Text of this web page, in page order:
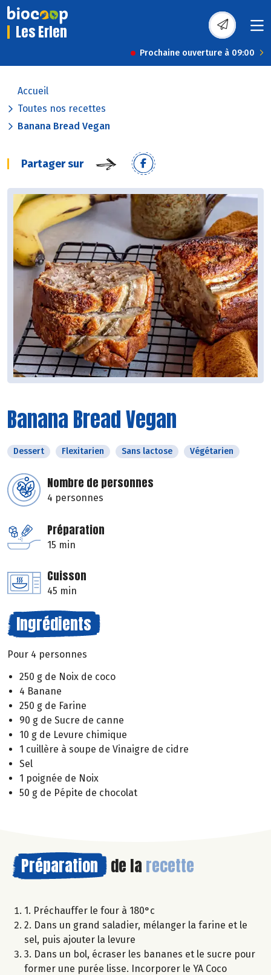
Les Erlen
Prochaine ouverture à 09:00
Accueil
Toutes nos recettes
Banana Bread Vegan
Partager sur
Banana Bread Vegan
Dessert Flexitarien Sans lactose Végétarien
Nombre de personnes
4 personnes
Préparation
15 min
Cuisson
45 min
Ingrédients
Pour 4 personnes
250 g de Noix de coco
4 Banane
250 g de Farine
90 g de Sucre de canne
10 g de Levure chimique
1 cuillère à soupe de Vinaigre de cidre
Sel
1 poignée de Noix
50 g de Pépite de chocolat
Préparation de la recette
1. Préchauffer le four à 180°c
2. Dans un grand saladier, mélanger la farine et le
sel, puis ajouter la levure
3. Dans un bol, écraser les bananes et le sucre pour
former une purée lisse. Incorporer le YA Coco